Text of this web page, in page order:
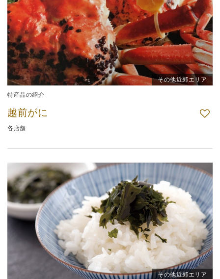
その他近郊エリア
特産品の紹介
越前がに
各店舗
その他近郊エリア